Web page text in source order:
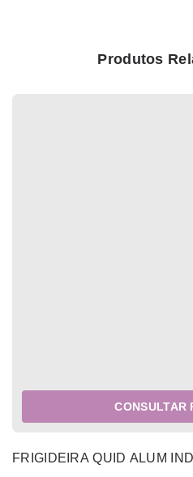
Produtos
CONSULTAR
FRIGIDEIRA QUID ALUM